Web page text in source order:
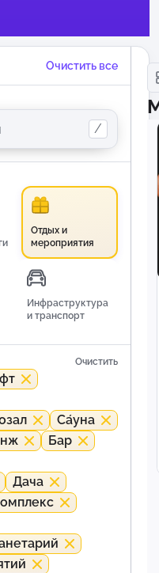
Очистить все
/
Отдых и
мероприятия
Инфраструктура
и транспорт
Очистить
Са́уна
Бар
Дача